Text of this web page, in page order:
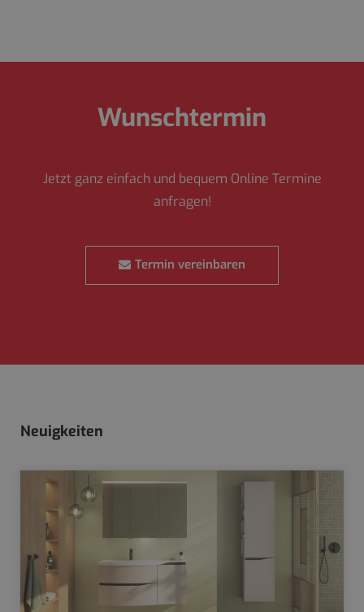
Wunschtermin
Jetzt ganz einfach und bequem Online Termine
anfragen!
Termin vereinbaren
Neuigkeiten